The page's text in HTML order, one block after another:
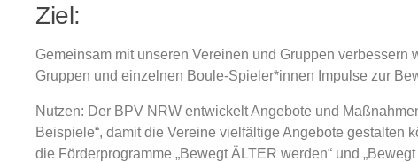
Ziel:
Gemeinsam mit unseren Vereinen und Gruppen
Gruppen und einzelnen Boule-Spieler*innen Impulse zur
Nutzen: Der BPV NRW entwickelt Angebote und
Beispiele“, damit die Vereine vielfältige Angebote gestalten
die Förderprogramme „Bewegt ÄLTER werden“ und